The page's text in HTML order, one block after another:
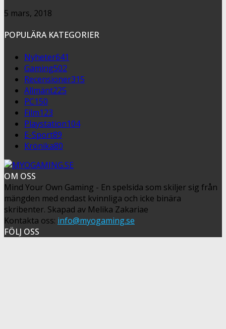
5 mars, 2018
POPULÄRA KATEGORIER
Nyheter641
Gaming502
Recensioner315
Allmänt225
PC150
Film123
Playstation104
E-Sport89
Krönika80
OM OSS
Mind Your Own Gaming - En spelsida som skiljer sig från
mängden med endast kvinnliga och icke binära
skribenter. Skapad av Melika Zakariae
Kontakta oss: info@myogaming.se
FÖLJ OSS